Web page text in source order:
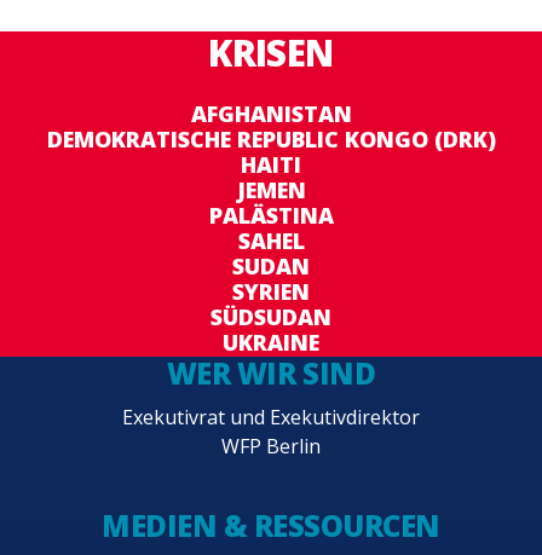
KRISEN
AFGHANISTAN
DEMOKRATISCHE REPUBLIC KONGO (DRK)
HAITI
JEMEN
PALÄSTINA
SAHEL
SUDAN
SYRIEN
SÜDSUDAN
UKRAINE
WER WIR SIND
Exekutivrat und Exekutivdirektor
WFP Berlin
MEDIEN & RESSOURCEN